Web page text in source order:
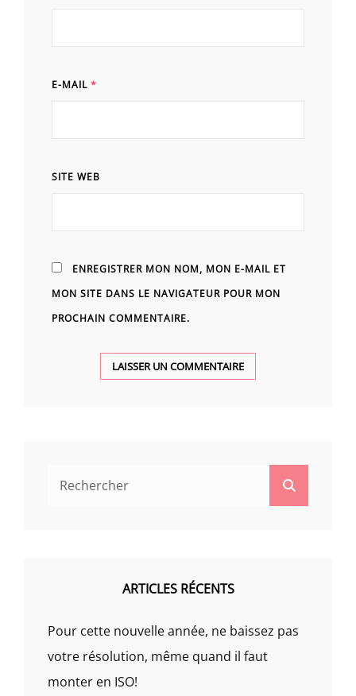
E-MAIL *
SITE WEB
ENREGISTRER MON NOM, MON E-MAIL ET
MON SITE DANS LE NAVIGATEUR POUR MON
PROCHAIN COMMENTAIRE.
ARTICLES RÉCENTS
Pour cette nouvelle année, ne baissez pas
votre résolution, même quand il faut
monter en ISO!